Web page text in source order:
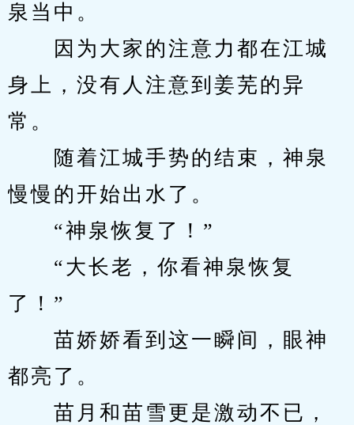
泉当中。
因为大家的注意力都在江城
身上，没有人注意到姜芜的异
常。
随着江城手势的结束，神泉
慢慢的开始出水了。
“神泉恢复了！”
“大长老，你看神泉恢复
了！”
苗娇娇看到这一瞬间，眼神
都亮了。
苗月和苗雪更是激动不已，